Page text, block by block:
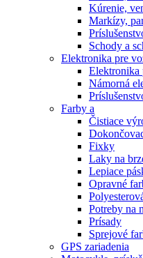
Kúrenie,
Markízy,
Schody a
Elektronika pre
Elektronika
Námorná
Farby a
Čistiace
Fixky
Laky na
Lepiace
Opravné
Potreby na
Prísady
Sprejové
GPS zariadenia